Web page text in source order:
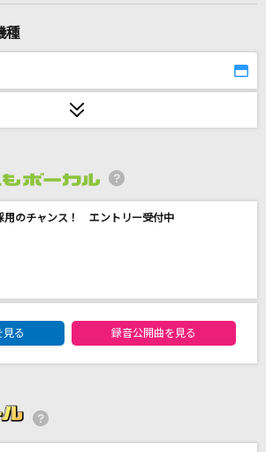
なくてもいい
種
用のチャンス！ エントリー受付中
もボーカルエントリーランキング
見る
録音公開曲を見る